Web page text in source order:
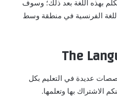
بهذه اللغة بعد ذلك؛ وسوف
تعلم اللغة الفرنسية في منطقة وسط
عديدة في التعليم بكل
الاشتراك بها وتعلمها.